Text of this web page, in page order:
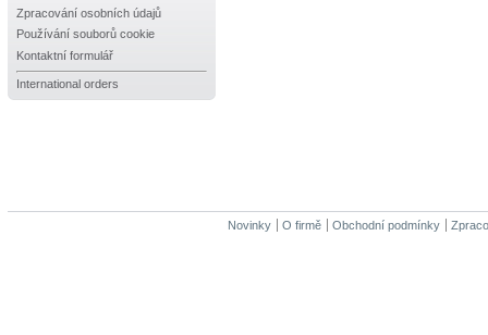
Zpracování osobních údajů
Používání souborů cookie
Kontaktní formulář
International orders
Novinky O firmě Obchodní podmínky